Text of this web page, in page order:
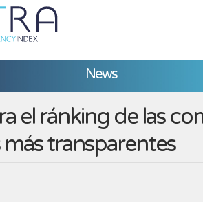
News
el ránking de las
transparentes